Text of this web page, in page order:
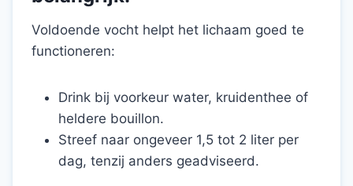
Voldoende vocht helpt het lichaam goed te
functioneren:
Drink bij voorkeur water, kruidenthee of
heldere bouillon.
Streef naar ongeveer 1,5 tot 2 liter per
dag, tenzij anders geadviseerd.